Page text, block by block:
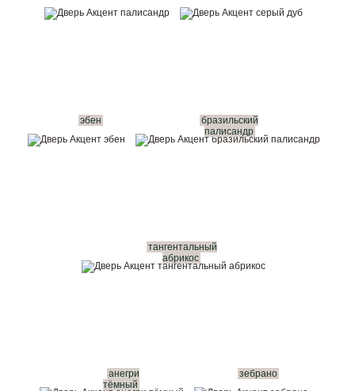
эбен
бразильский
палисандр
тангентальный
абрикос
анегри
тёмный
зебрано